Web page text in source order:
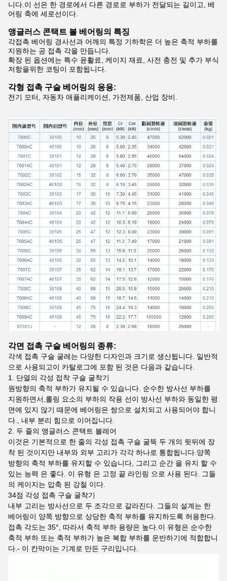
니다.이 선은 한 경로에서 다른 경로로 부하가 전달되는 길이고, 베
어링 축에 세로선이다.
앵글러스 콘택트 볼 베어링의 특징
각접촉 베어링 경사선과 어깨의 특정 기하학은 더 높은 축적 부하를
지원하는 공 접촉 각을 만듭니다.
확장 된 옵션에는 특수 윤활료, 케이지 재료, 사전 충전 및 추가 부식
저항을위한 코팅이 포함됩니다.
각형 접촉 구슬 베어링의 응용:
전기 모터, 자동차 애플리케이션, 가전제품, 산업 장비.
각면 접촉 구슬 베어링의 종류:
각색 접촉 구슬 굴레는 다양한 디자인과 크기로 생산됩니다. 일반적
으로 사용되고이 카탈로그에 포함 된 것은 다음과 같습니다.
1. 단열의 각성 접착 구슬 굴착기
원방향의 축적 부하가 유지될 수 있습니다. 순수한 방사선 부하를
지원하면서,롤링 요소의 부하의 작용 선이 방사선 부하와 동일한 평
면에 있지 않기 때문에 베어링은 쌍으로 설치되고 사용되어야 합니
다., 내부 분리 힘으로 이어집니다.
2. 두 줄의 앵글러스 콘택트 볼레어
이것은 기본적으로 한 줄의 각성 접촉 구슬 굴뚝 두 개의 뒷뒤에 장
착 된 것이지만 내부와 외부 고리가 각각 하나로 통합됩니다.양쪽
방향의 축적 부하를 유지할 수 있습니다, 그리고 순간 을 유지 할 수
있는 능력 은 좋다. 이 유형 은 고정 끝 라인링 으로 사용 된다. 그들
의 케이지는 압축 된 강철 이다.
34점 각성 접촉 구슬 굴착기
내부 고리는 방사선으로 두 조각으로 갈라진다. 그들의 설계는 한
베어링이 양쪽 방향으로 상당한 축적 부하를 유지하도록 허용한다.
접촉 각도는 35°, 따라서 축적 부하 용량은 높다.이 유형은 순수한
축적 부하 또는 축적 부하가 높은 복합 부하를 운반하기에 적합합니
다.- 이 칸막이는 기계로 만든 구리입니다.